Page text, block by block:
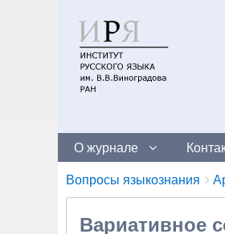
О журнале
Breadcrumbs
You
are
here:
Вопросы языкознания
Вариативное